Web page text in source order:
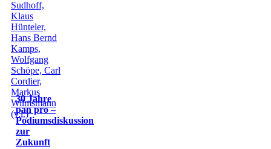
30 Jahre
pan pro –
Podiumsdiskussion
zur
Zukunft